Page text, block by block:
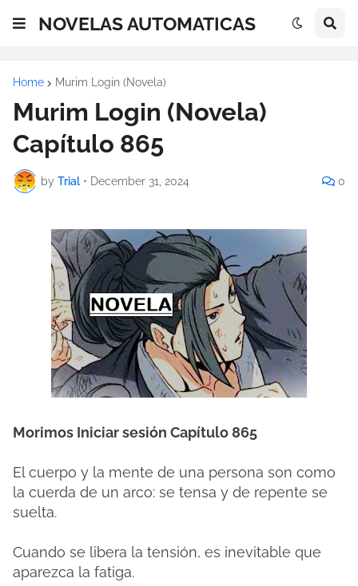
NOVELAS AUTOMATICAS
Home Murim Login (Novela)
Murim Login (Novela)
Capítulo 865
by Trial • December 31, 2024 0
Morimos Iniciar sesión Capítulo 865
El cuerpo y la mente de una persona son como
la cuerda de un arco: se tensa y de repente se
suelta.
Cuando se libera la tensión, es inevitable que
aparezca la fatiga.